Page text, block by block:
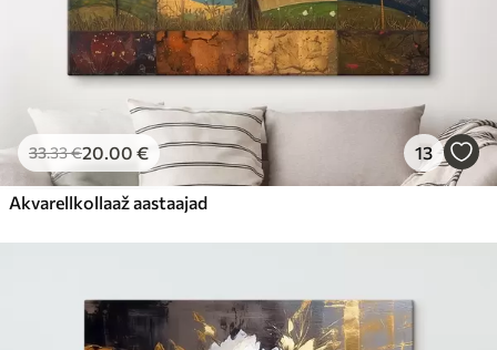
33.33€20.00 € 13
Akvarellkollaaž aastaajad